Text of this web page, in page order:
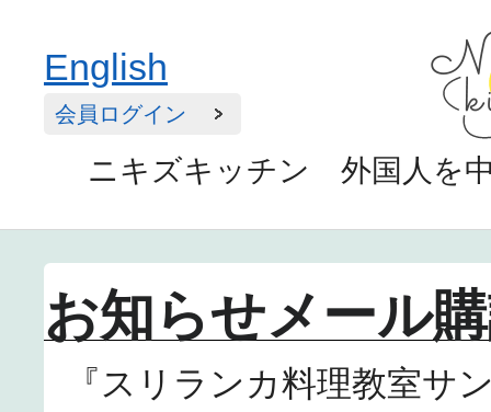
ニキズキッチン 外国人を
English
会員ログイン
お知らせメール
『スリランカ料理教室サ